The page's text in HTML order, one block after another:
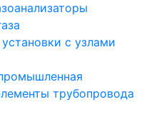
с узлами
трубопровода